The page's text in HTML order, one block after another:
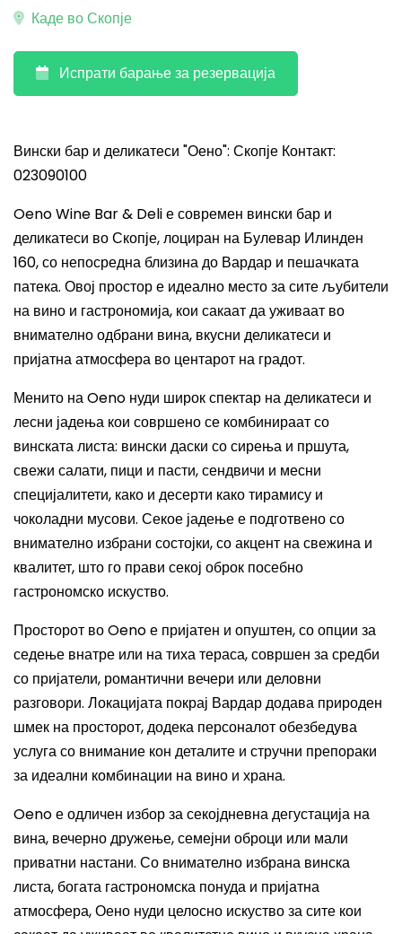
Каде во Скопје
Испрати барање за резервација
Вински бар и деликатеси "Оено": Скопје Контакт:
023090100
Oeno Wine Bar & Deli е современ вински бар и
деликатеси во Скопје, лоциран на Булевар Илинден
160, со непосредна близина до Вардар и пешачката
патека. Овој простор е идеално место за сите љубители
на вино и гастрономија, кои сакаат да уживаат во
внимателно одбрани вина, вкусни деликатеси и
пријатна атмосфера во центарот на градот.
Менито на Oeno нуди широк спектар на деликатеси и
лесни јадења кои совршено се комбинираат со
винската листа: вински даски со сирења и пршута,
свежи салати, пици и пасти, сендвичи и месни
специјалитети, како и десерти како тирамису и
чоколадни мусови. Секое јадење е подготвено со
внимателно избрани состојки, со акцент на свежина и
квалитет, што го прави секој оброк посебно
гастрономско искуство.
Просторот во Oeno е пријатен и опуштен, со опции за
седење внатре или на тиха тераса, совршен за средби
со пријатели, романтични вечери или деловни
разговори. Локацијата покрај Вардар додава природен
шмек на просторот, додека персоналот обезбедува
услуга со внимание кон деталите и стручни препораки
за идеални комбинации на вино и храна.
Oeno е одличен избор за секојдневна дегустација на
вина, вечерно дружење, семејни оброци или мали
приватни настани. Со внимателно избрана винска
листа, богата гастрономска понуда и пријатна
атмосфера, Оено нуди целосно искуство за сите кои